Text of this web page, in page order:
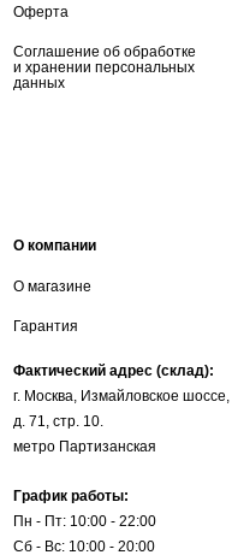
Оферта
Соглашение об обработке
и хранении персональных
данных
О компании
О магазине
Гарантия
Фактический адрес (склад):
г. Москва, Измайловское шоссе,
д. 71, стр. 10.
метро Партизанская
График работы:
Пн - Пт: 10:00 - 22:00
Сб - Вс: 10:00 - 20:00